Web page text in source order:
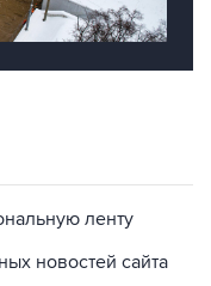
ленту
новостей сайта